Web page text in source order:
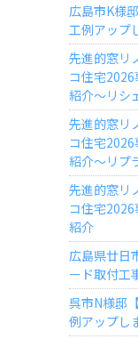
広島市K様
工例アップ
先進的窓リ
コ住宅
紹介～リシ
先進的窓リ
コ住宅
紹介～リプ
先進的窓リ
コ住宅
紹介
広島県廿日
ード取付工
呉市N様邸
例アップし